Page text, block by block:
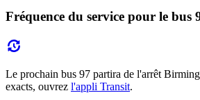
Fréquence du service pour le
Le prochain bus 97 partira de l'arrêt
exacts, ouvrez l'appli Transit.